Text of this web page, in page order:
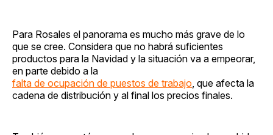
Para Rosales el panorama es mucho más grave de lo
que se cree. Considera que no habrá suficientes
productos para la Navidad y la situación va a empeorar,
en parte debido a la
falta de ocupación de puestos de trabajo, que afecta la
cadena de distribución y al final los precios finales.